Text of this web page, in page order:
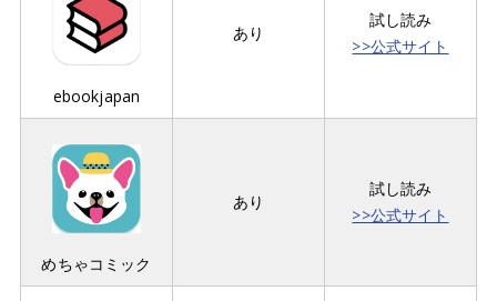
ebookjapan
あり
試し読み
>>公式サイト
めちゃコミック
あり
試し読み
>>公式サイト